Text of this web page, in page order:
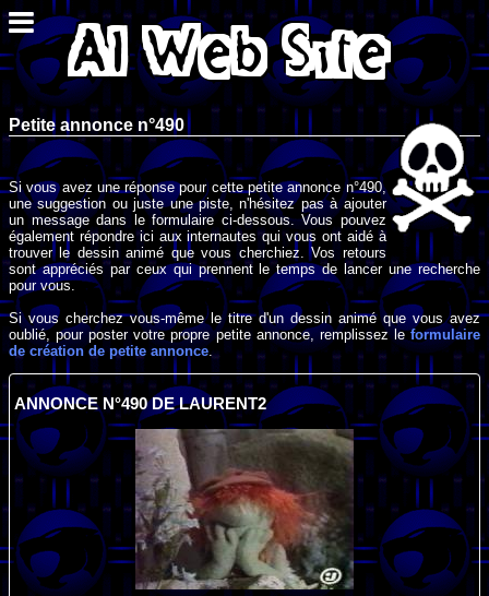
Petite annonce n°490
Si vous avez une réponse pour cette petite annonce n°490,
une suggestion ou juste une piste, n'hésitez pas à ajouter
un message dans le formulaire ci-dessous. Vous pouvez
également répondre ici aux internautes qui vous ont aidé à
trouver le dessin animé que vous cherchiez. Vos retours
sont appréciés par ceux qui prennent le temps de lancer une recherche
pour vous.
Si vous cherchez vous-même le titre d'un dessin animé que vous avez
oublié, pour poster votre propre petite annonce, remplissez leformulaire
de création de petite annonce .
ANNONCE N°490 DE LAURENT2